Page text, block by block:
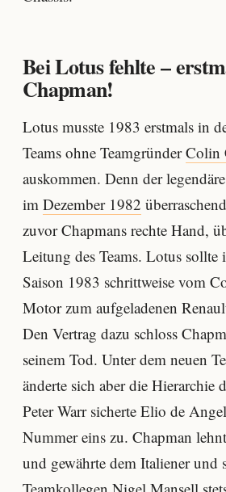
Bei Lotus fehlte –
Chapman!
Lotus musste 1983 erstmals in
Teams ohne TeamgründerColin
auskommen. Denn der
im Dezember 1982
zuvor Chapmans rechte Hand,
Leitung des Teams. Lotus sollte
Saison 1983 schrittweise vom
Motor zum aufgeladenen
Den Vertrag dazu schloss
seinem Tod. Unter dem neuen
änderte sich aber die Hierarchie
Peter Warr sicherte Elio de
Nummer eins zu. Chapman
und gewährte dem Italiener und